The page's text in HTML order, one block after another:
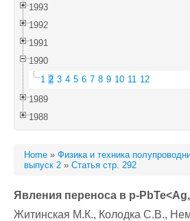
1993
1992
1991
1990
1 2 3 4 5 6 7 8 9 10 11 12
1989
1988
Home » Физика и техника
выпуск 2 » Статья стр. 292
Явления переноса в p-
Житинская М.К., Колодка С.В.,